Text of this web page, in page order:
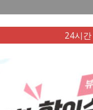
24시